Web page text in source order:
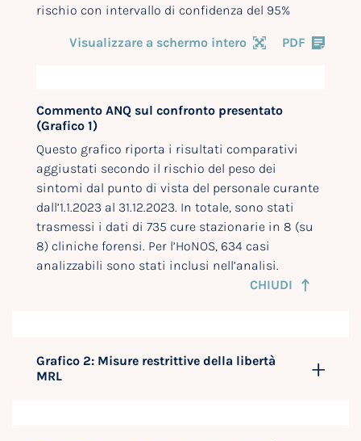
rischio con intervallo di confidenza del 95%
Visualizzare a schermo intero PDF
Commento ANQ sul confronto presentato
(Grafico 1)
Questo grafico riporta i risultati comparativi
aggiustati secondo il rischio del peso dei
sintomi dal punto di vista del personale curante
dall’1.1.2023 al 31.12.2023. In totale, sono stati
trasmessi i dati di 735 cure stazionarie in 8 (su
8) cliniche forensi. Per l’HoNOS, 634 casi
analizzabili sono stati inclusi nell’analisi.
CHIUDI
Grafico 2: Misure restrittive della libertà
MRL